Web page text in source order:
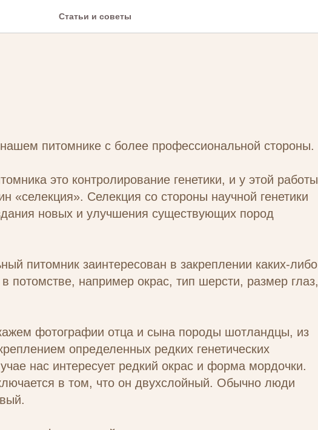
Статьи и советы
питомнике с более профессиональной стороны.
это контролирование генетики, и у этой работы
«селекция». Селекция со стороны научной генетики
новых и улучшения существующих пород
питомник заинтересован в закреплении каких-либо
в потомстве, например окрас, тип шерсти, размер глаз,
фотографии отца и сына породы шотландцы, из
определенных редких генетических
нас интересует редкий окрас и форма мордочки.
в том, что он двухслойный. Обычно люди